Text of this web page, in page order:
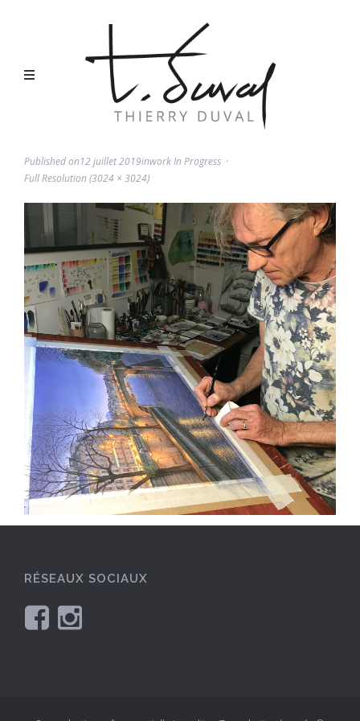
Published on12 juillet 2019inWork In Progress
Full Resolution (3024 × 3024)
RÉSEAUX SOCIAUX